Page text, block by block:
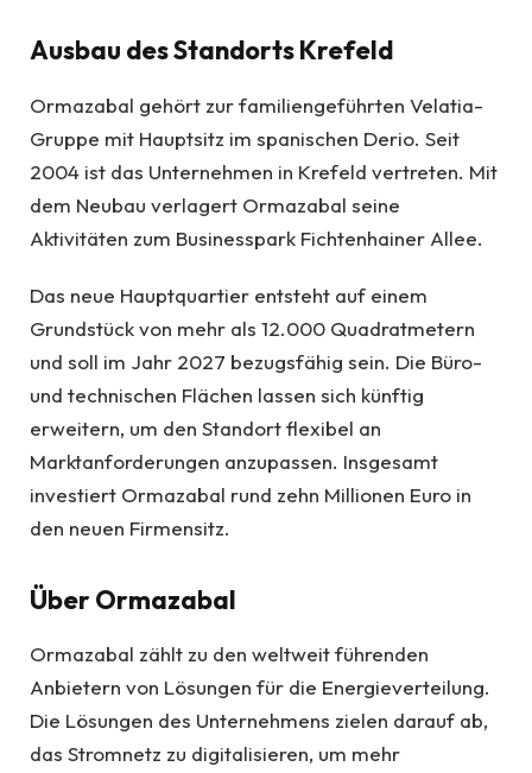
Ausbau des Standorts Krefeld
Ormazabal gehört zur familiengeführten Velatia-
Gruppe mit Hauptsitz im spanischen Derio. Seit
2004 ist das Unternehmen in Krefeld vertreten. Mit
dem Neubau verlagert Ormazabal seine
Aktivitäten zum Businesspark Fichtenhainer Allee.
Das neue Hauptquartier entsteht auf einem
Grundstück von mehr als 12.000 Quadratmetern
und soll im Jahr 2027 bezugsfähig sein. Die Büro-
und technischen Flächen lassen sich künftig
erweitern, um den Standort flexibel an
Marktanforderungen anzupassen. Insgesamt
investiert Ormazabal rund zehn Millionen Euro in
den neuen Firmensitz.
Über Ormazabal
Ormazabal zählt zu den weltweit führenden
Anbietern von Lösungen für die Energieverteilung.
Die Lösungen des Unternehmens zielen darauf ab,
das Stromnetz zu digitalisieren, um mehr